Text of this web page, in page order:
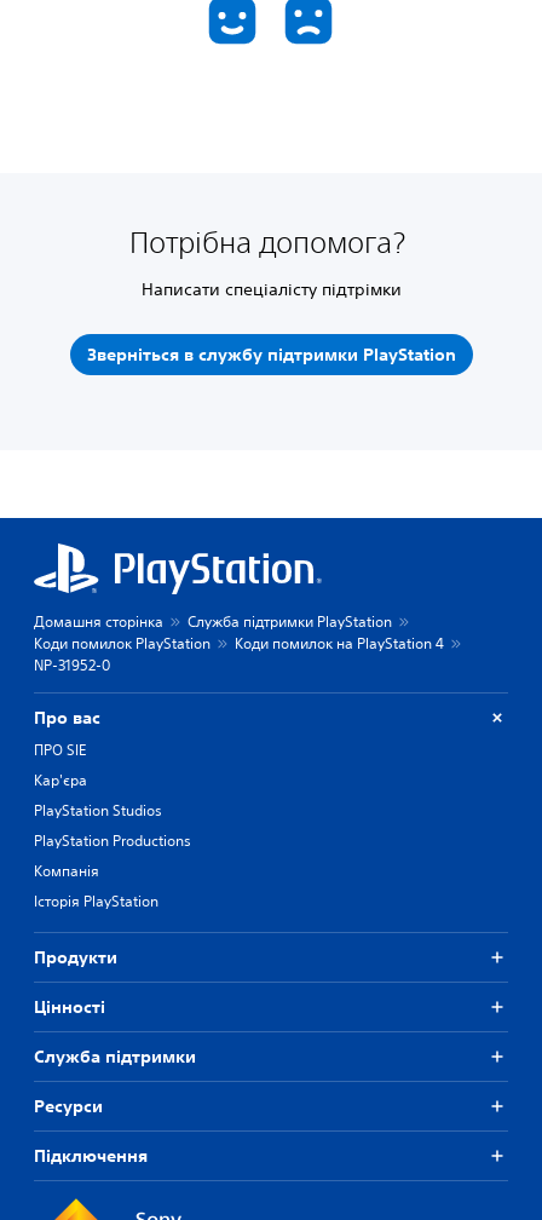
Потрібна допомога?
Написати спеціалісту підтрімки
Зверніться в службу підтримки PlayStation
Домашня сторінка
Служба підтримки PlayStation
Коди помилок PlayStation
Коди помилок на PlayStation 4
NP-31952-0
Про вас
ПРО SIE
Кар'єра
PlayStation Studios
PlayStation Productions
Компанія
Історія PlayStation
Продукти
Цiнностi
Служба підтримки
Ресурси
Підключення